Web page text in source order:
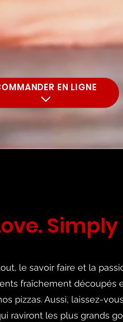
EN LIGNE
le savoir faire et la
fraîchement découpés
pizzas. Aussi, laissez-
raviront les plus grands